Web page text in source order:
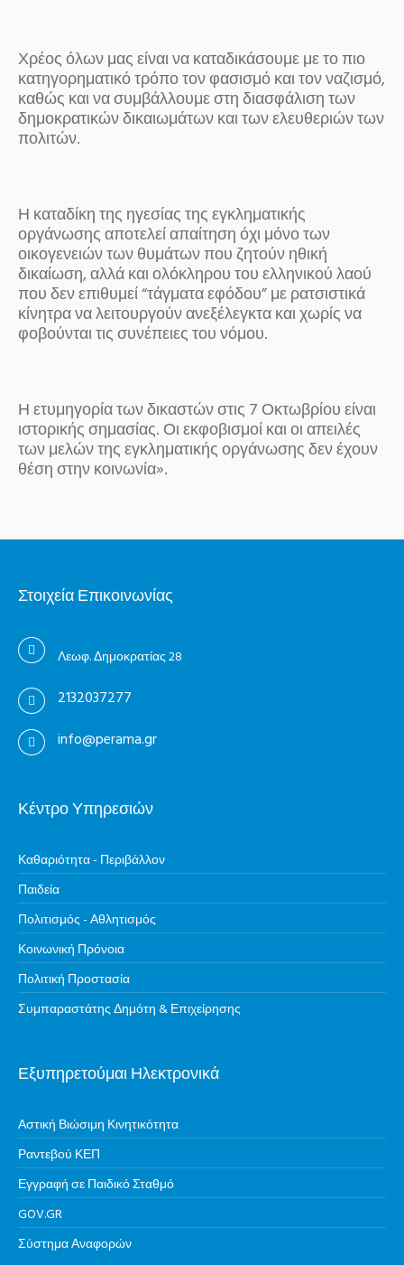
Χρέος όλων μας είναι να καταδικάσουμε με το πιο
κατηγορηματικό τρόπο τον φασισμό και τον ναζισμό,
καθώς και να συμβάλλουμε στη διασφάλιση των
δημοκρατικών δικαιωμάτων και των ελευθεριών των
πολιτών.
Η καταδίκη της ηγεσίας της εγκληματικής
οργάνωσης αποτελεί απαίτηση όχι μόνο των
οικογενειών των θυμάτων που ζητούν ηθική
δικαίωση, αλλά και ολόκληρου του ελληνικού λαού
που δεν επιθυμεί “τάγματα εφόδου” με ρατσιστικά
κίνητρα να λειτουργούν ανεξέλεγκτα και χωρίς να
φοβούνται τις συνέπειες του νόμου.
Η ετυμηγορία των δικαστών στις 7 Οκτωβρίου είναι
ιστορικής σημασίας. Οι εκφοβισμοί και οι απειλές
των μελών της εγκληματικής οργάνωσης δεν έχουν
θέση στην κοινωνία».
Στοιχεία Επικοινωνίας
Λεωφ. Δημοκρατίας 28
2132037277
info@perama.gr
Κέντρο Υπηρεσιών
Καθαριότητα - Περιβάλλον
Παιδεία
Πολιτισμός - Αθλητισμός
Κοινωνική Πρόνοια
Πολιτική Προστασία
Συμπαραστάτης Δημότη & Επιχείρησης
Εξυπηρετούμαι Ηλεκτρονικά
Αστική Βιώσιμη Κινητικότητα
Ραντεβού ΚΕΠ
Εγγραφή σε Παιδικό Σταθμό
GOV.GR
Σύστημα Αναφορών